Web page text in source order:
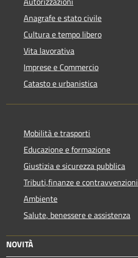
Anagrafe e stato civile
Cultura e tempo libero
Vita lavorativa
Imprese e Commercio
Catasto e urbanistica
Mobilità e trasporti
Educazione e formazione
Giustizia e sicurezza pubblica
Tributi,finanze e contravvenzioni
Ambiente
Salute, benessere e assistenza
NOVITÀ